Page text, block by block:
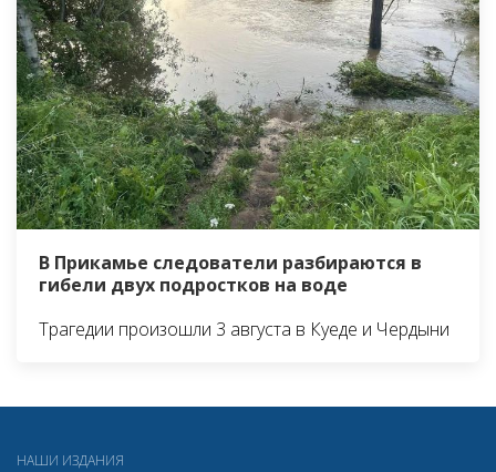
В Прикамье следователи разбираются в
гибели двух подростков на воде
Трагедии произошли 3 августа в Куеде и Чердыни
НАШИ ИЗДАНИЯ